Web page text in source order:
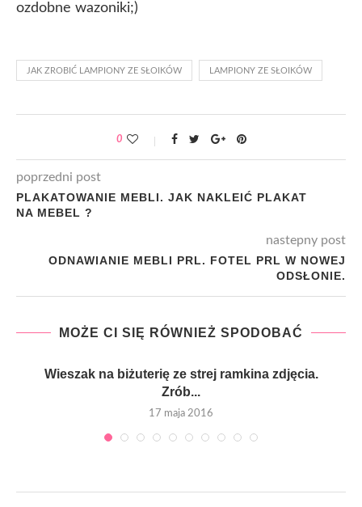
ozdobne wazoniki;)
JAK ZROBIĆ LAMPIONY ZE SŁOIKÓW LAMPIONY ZE SŁOIKÓW
0
poprzedni post
PLAKATOWANIE MEBLI. JAK NAKLEIĆ PLAKAT
NA MEBEL ?
nastepny post
ODNAWIANIE MEBLI PRL. FOTEL PRL W NOWEJ
ODSŁONIE.
MOŻE CI SIĘ RÓWNIEŻ SPODOBAĆ
Wieszak na biżuterię ze strej ramkina zdjęcia.
Zrób...
17 maja 2016